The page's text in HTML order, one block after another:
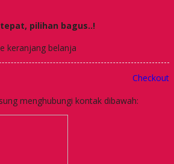
pilihan bagus..!
keranjang belanja
Checkout
menghubungi kontak dibawah: